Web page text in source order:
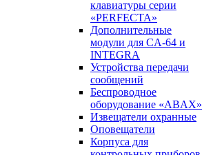
клавиатуры серии
«PERFECTA»
Дополнительные
модули для CA-64 и
INTEGRA
Устройства передачи
сообщений
Беспроводное
оборудование «ABAX»
Извещатели охранные
Оповещатели
Корпуса для